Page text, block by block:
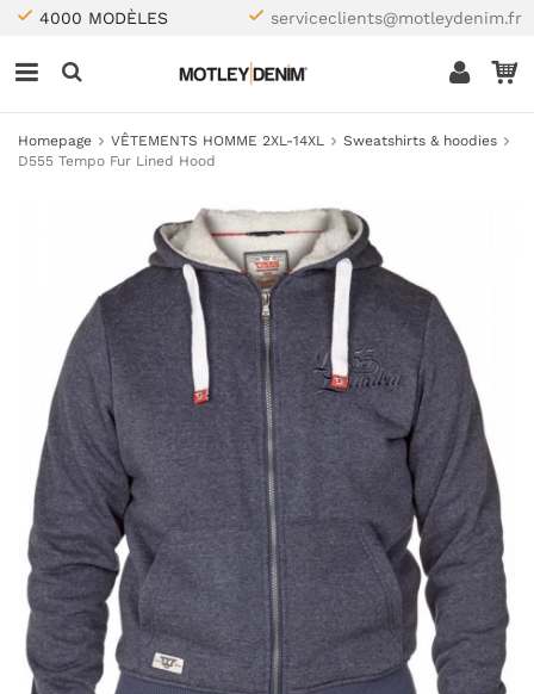
4000 MODÈLES serviceclients@motleydenim.fr
Homepage VÊTEMENTS HOMME 2XL-14XL
Sweatshirts & hoodies
D555 Tempo Fur Lined Hood